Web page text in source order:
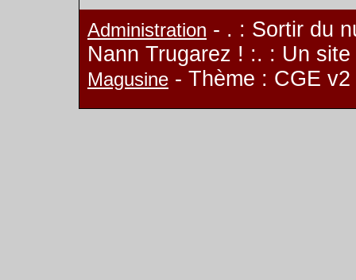
Administration - . : Sortir du
Nann Trugarez ! :. : Un
Magusine - Thème : CGE v2